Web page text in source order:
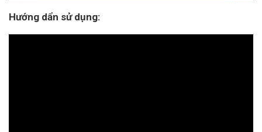
Hướng dẩn sử dụng: